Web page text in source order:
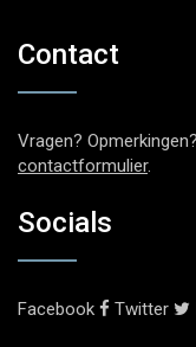
Contact
Vragen?
contactformulier.
Socials
Facebook Twitter